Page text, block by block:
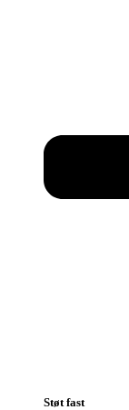
Støt fast